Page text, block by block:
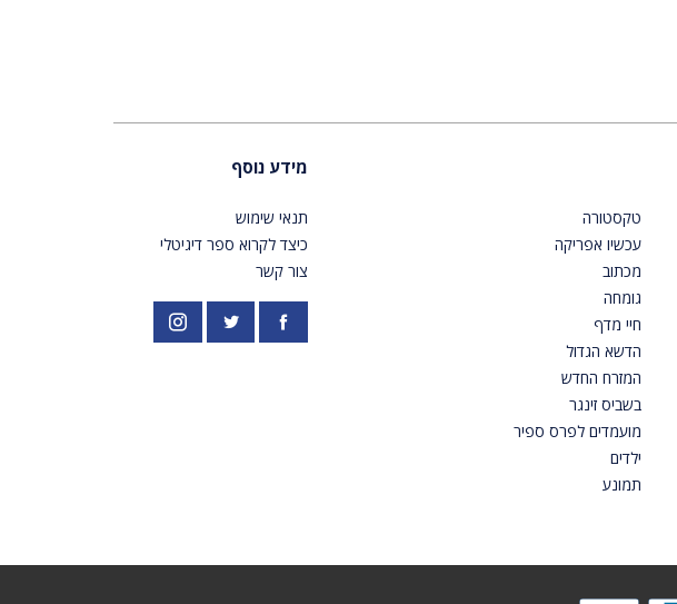
טקסטורה
עכשיו אפריקה
מכתוב
גומחה
חיי מדף
הדשא הגדול
המזרח החדש
בשביס זינגר
מועמדים לפרס ספיר
ילדים
תמונע
מידע נוסף
תנאי שימוש
כיצד לקרוא ספר דיגיטלי
צור קשר
פייסבוק PardesPublish
אינסטגרם